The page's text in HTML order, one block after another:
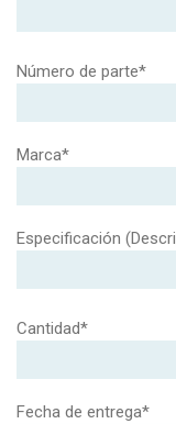
Número de parte*
Marca*
Especificación
Cantidad*
Fecha de entrega*